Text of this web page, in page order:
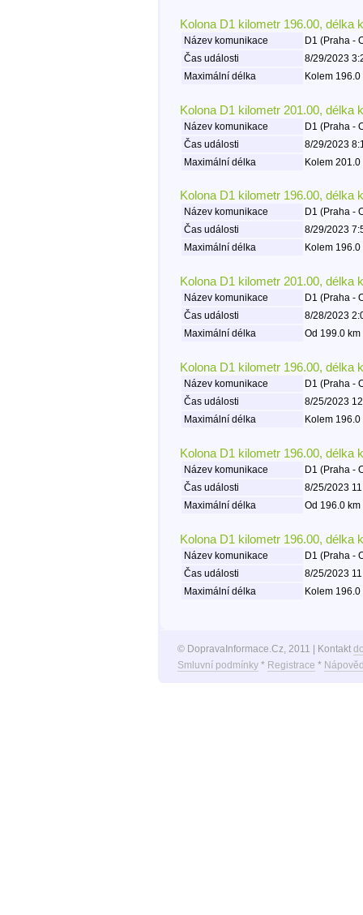
Kolona D1 kilometr 196.00, délka
Název komunikace
D1 (Praha -
Čas události
8/29/2023
Maximální délka
Kolem
Kolona D1 kilometr 201.00, délka
Název komunikace
D1 (Praha -
Čas události
8/29/2023
Maximální délka
Kolem
Kolona D1 kilometr 196.00, délka
Název komunikace
D1 (Praha -
Čas události
8/29/2023
Maximální délka
Kolem
Kolona D1 kilometr 201.00, délka
Název komunikace
D1 (Praha -
Čas události
8/28/2023
Maximální délka
Od 199.0
Kolona D1 kilometr 196.00, délka
Název komunikace
D1 (Praha -
Čas události
8/25/2023
Maximální délka
Kolem
Kolona D1 kilometr 196.00, délka
Název komunikace
D1 (Praha -
Čas události
8/25/2023
Maximální délka
Od 196.0
Kolona D1 kilometr 196.00, délka
Název komunikace
D1 (Praha -
Čas události
8/25/2023
Maximální délka
Kolem
© DopravaInformace.Cz, 2011 | Kontakt
Smluvní podmínky* Registrace *